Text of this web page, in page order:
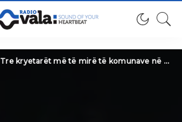
Tre kryetarët më të mirë të komunave në Kosovë, kështu thotë raporti…